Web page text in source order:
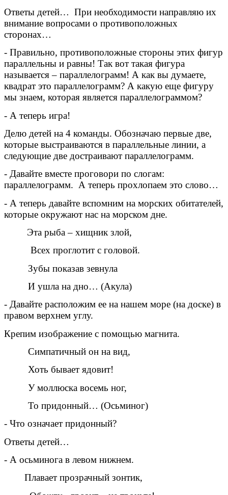
Ответы детей… При необходимости направляю их
внимание вопросами о противоположных
сторонах…
- Правильно, противоположные стороны этих фигур
параллельны и равны! Так вот такая фигура
называется – параллелограмм! А как вы думаете,
квадрат это параллелограмм? А какую еще фигуру
мы знаем, которая является параллелограммом?
- А теперь игра!
Делю детей на 4 команды. Обозначаю первые две,
которые выстраиваются в параллельные линии, а
следующие две достраивают параллелограмм.
- Давайте вместе проговори по слогам:
параллелограмм. А теперь прохлопаем это слово…
- А теперь давайте вспомним на морских обитателей,
которые окружают нас на морском дне.
Эта рыба – хищник злой,
Всех проглотит с головой.
Зубы показав зевнула
И ушла на дно… (Акула)
- Давайте расположим ее на нашем море (на доске) в
правом верхнем углу.
Крепим изображение с помощью магнита.
Симпатичный он на вид,
Хоть бывает ядовит!
У моллюска восемь ног,
То придонный… (Осьминог)
- Что означает придонный?
Ответы детей…
- А осьминога в левом нижнем.
Плавает прозрачный зонтик,